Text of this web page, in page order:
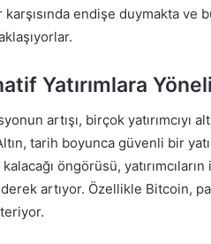
karşısında endişe duymakta ve
Yatırımlara
artışı, birçok yatırımcıyı
tarih boyunca güvenli bir
öngörüsü,
artıyor. Özellikle Bitcoin,